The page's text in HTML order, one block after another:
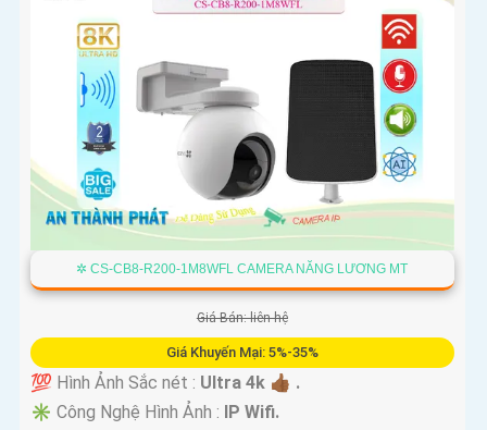
✲ CS-CB8-R200-1M8WFL CAMERA NĂNG LƯƠNG MT
Giá Bán: liên hệ
Giá Khuyến Mại: 5%-35%
💯 Hình Ảnh Sắc nét : Ultra 4k 👍🏾 .
✳️ Công Nghệ Hình Ảnh :
IP Wifi.